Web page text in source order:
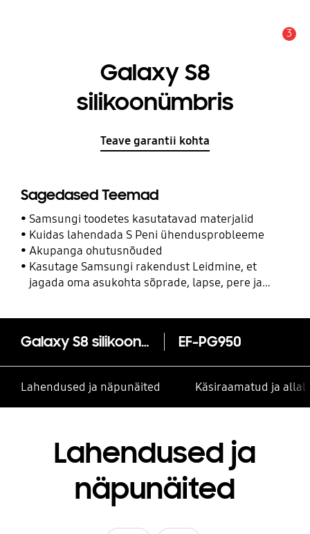
3
Galaxy S8
silikoonümbris
Teave garantii kohta
Sagedased Teemad
Samsungi toodetes kasutatavad materjalid
Kuidas lahendada S Peni ühendusprobleeme
Akupanga ohutusnõuded
Kasutage Samsungi rakendust Leidmine, et
jagada oma asukohta sõprade, lapse, pere ja
Galaxy S8 silikoonümbris EF-PG950
Lahendused ja näpunäited Käsiraamatud ja
Lahendused ja
näpunäited